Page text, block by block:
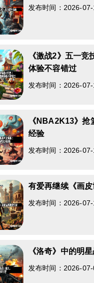
发布时间：2026-
《激战2》五一
体验不容错过
发布时间：2026-
《NBA2K13》抢
经验
发布时间：2026-
有爱再继续《画
发布时间：2026-
《洛奇》中的明
发布时间：2026-